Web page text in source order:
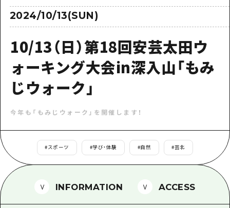
学び・体験
歴史・文化
癒し
自然
宮島周辺
山口県東部
弾丸
日帰り
2泊3日
山口県東部
愛媛県
島根県
施設の混雑状況のお知らせ
手荷物預かり・配送サービス
広島おもてなしパス
HIROSHIMA FREE Wi-Fi
観光案内所
広島県を訪れる外国人旅行者向け情報一
ボランティアガイド
お問い合わせ
事業者・学校関係者の皆さま
2024/10/13(SUN)
10/13（日）第18回安芸太田ウ
ォーキング大会in深入山「もみ
じウォーク」
今年も「もみじウォーク」を開催します！
#スポーツ #学び・体験 #自然 #芸北
INFORMATION ACCESS